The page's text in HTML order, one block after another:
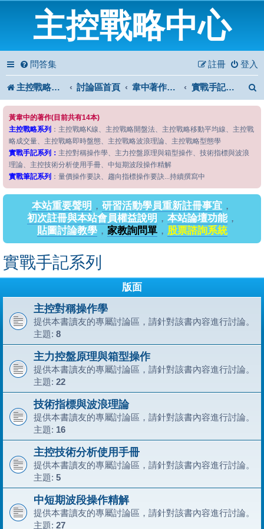
主控戰略中心
問答集 登入
註冊
主控戰略中心 討論區首頁 韋中著作問答區 實戰手記系列
黃韋中的著作(目前共有14本)
主控戰略系列 ：主控戰略K線、主控戰略開盤法、主控戰略移動平均線、主控戰
略成交量、主控戰略即時盤態、主控戰略波浪理論、主控戰略型態學
實戰手記系列： 主控對稱操作學、主力控盤原理與箱型操作、技術指標與波浪
理論、主控技術分析使用手冊、中短期波段操作精解
實戰筆記系列 ：量價操作要訣、趨向指標操作要訣...持續撰寫中
本站重要聲明 ， 研習活動學員重新註冊事宜 ，
初次註冊與本站會員權益說明 ， 本站論壇功能，
貼圖討論教學， 家教詢問單， 股票諮詢系統
實戰手記系列
版面
主控對稱操作學
提供本書讀友的專屬討論區，請針對該書內容進行討論。
主題: 8
主力控盤原理與箱型操作
提供本書讀友的專屬討論區，請針對該書內容進行討論。
主題: 22
技術指標與波浪理論
提供本書讀友的專屬討論區，請針對該書內容進行討論。
主題: 16
主控技術分析使用手冊
提供本書讀友的專屬討論區，請針對該書內容進行討論。
主題: 5
中短期波段操作精解
提供本書讀友的專屬討論區，請針對該書內容進行討論。
主題: 27